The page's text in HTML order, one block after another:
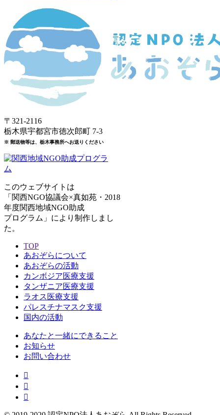
〒321-2116
栃木県宇都宮市徳次郎町 7-3
※ 郵送物等は、栃木事務所へお送りください
このウェブサイトは
「関西NGO協議会×真如苑・2018
年度関西地域NGO助成
プログラム」により制作しまし
た。
TOP
あおぞらについて
あおぞらの活動
カンボジア医療支援
タンザニア医療支援
ラオス医療支援
パレスチナマスク支援
国内の活動
あなたと一緒にできること
お知らせ
お問い合わせ